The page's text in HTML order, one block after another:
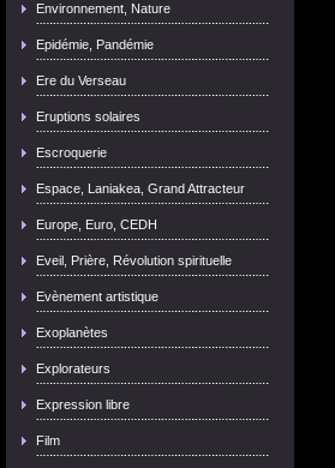
Environnement, Nature
Epidémie, Pandémie
Ere du Verseau
Eruptions solaires
Escroquerie
Espace, Laniakea, Grand Attracteur
Europe, Euro, CEDH
Eveil, Prière, Révolution spirituelle
Evènement artistique
Exoplanètes
Explorateurs
Expression libre
Film